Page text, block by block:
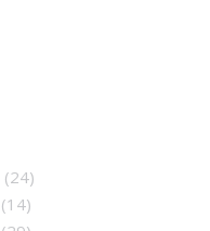
(24)
(14)